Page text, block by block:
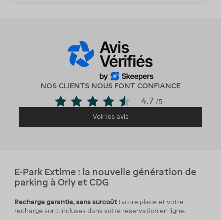
NOS CLIENTS NOUS FONT CONFIANCE
4.7 /5
Voir les avis
E-Park Extime : la nouvelle génération de
parking à Orly et CDG
Recharge garantie, sans surcoût : votre place et votre
recharge sont incluses dans votre réservation en ligne.